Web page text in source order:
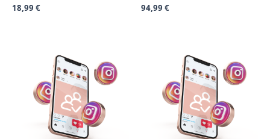
18,99 € 94,99 €